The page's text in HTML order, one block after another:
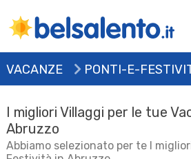
VACANZE PONTI-E-
I migliori Villaggi per le tue
Abruzzo
Abbiamo selezionato per te I